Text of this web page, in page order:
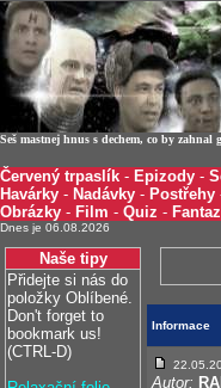
Seš mastnej hnus s dechem, co by zahnal
Červený trpaslík - Epizody -
Havárky - Nadávky - Postřehy
Obrázky - Film - Quiz -
Dnes je 06.08.2026
Naše tipy
Přidejte si nás do
položky Oblíbené.
Don't forget to
bookmark us!
(CTRL-D)
Informace
Autor: